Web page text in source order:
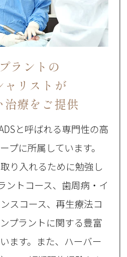
ラントの
ャリストが
治療をご提供
と呼ばれる専門性の高
プに所属しています。
り入れるために勉強し
ントコース、歯周病・イ
スコース、再生療法コ
プラントに関する豊富
ます。また、ハーバー